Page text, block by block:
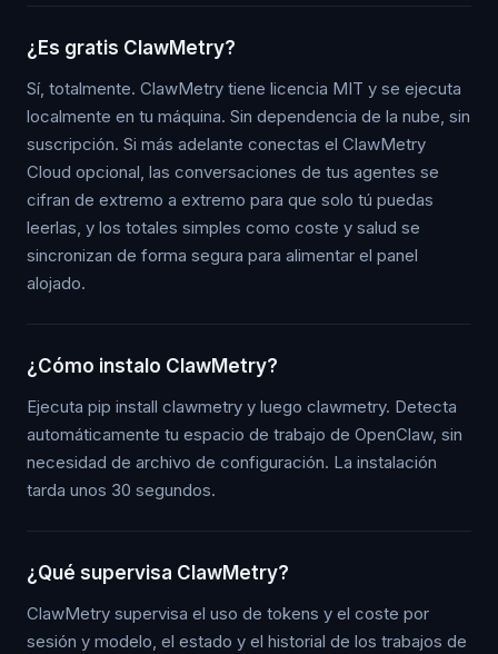
¿Es gratis ClawMetry?
Sí, totalmente. ClawMetry tiene licencia MIT y se ejecuta
localmente en tu máquina. Sin dependencia de la nube, sin
suscripción. Si más adelante conectas el ClawMetry
Cloud opcional, las conversaciones de tus agentes se
cifran de extremo a extremo para que solo tú puedas
leerlas, y los totales simples como coste y salud se
sincronizan de forma segura para alimentar el panel
alojado.
¿Cómo instalo ClawMetry?
Ejecuta pip install clawmetry y luego clawmetry. Detecta
automáticamente tu espacio de trabajo de OpenClaw, sin
necesidad de archivo de configuración. La instalación
tarda unos 30 segundos.
¿Qué supervisa ClawMetry?
ClawMetry supervisa el uso de tokens y el coste por
sesión y modelo, el estado y el historial de los trabajos de